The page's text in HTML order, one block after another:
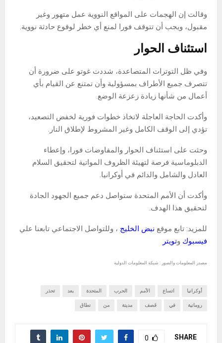
وقالت إن الهجمات على المواقع النووية عمل متهور وغير
مقبول، ويجب أن تتوقف فورا لمنع أي خطر لوقوع حادثة نووية.
استئناف الحوار
وفي ظل التوترات المتصاعدة، شددت غوتو على ضرورة أن
تتصرف جميع الأطراف بمسؤولية وأن تمتنع عن القيام بأي
أعمال من شأنها زيادة زعزعة الوضع.
وأكدت الحاجة العاجلة لاتخاذ خطوات فورية لخفض التصعيد،
تؤدي إلى الوقف الكامل وغير المشروط لإطلاق النار.
وحثت على استئناف الحوار والمفاوضات فورا، وإعطاء
الدبلوماسية فرصة لتهيئة الظروف المواتية لتحقيق السلام
العادل والشامل والدائم في أوكرانيا.
وأكدت أن الأمم المتحدة ستواصل دعم جميع الجهود الجادة
لتحقيق هذا الهدف.
للمزيد: تابع موقع نبض الخليج ، وللتواصل الاجتماعي تابعنا علي
فيسبوك وتويتر
مصدر المعلومات والصور : شبكة المعلومات الدولية
أوكرانيا اتساع الأمم الحرب المتحدة بعد تحذر
رومانية في قصف مدينة من نطاق
SHARE
0